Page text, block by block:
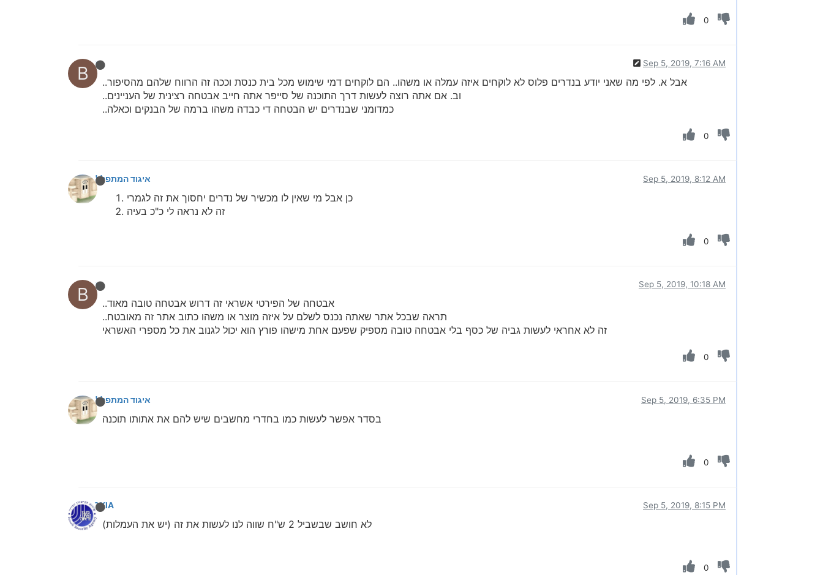
0
Bbbn Sep 5, 2019, 7:16 AM
אבל א. לפי מה שאני יודע בנדרים פלוס לא לוקחים איזה עמלה או משהו.. הם לוקחים דמי שימוש מכל בית כנסת וככה זה הרווח שלהם מהסיפור..
וב. אם אתה רוצה לעשות דרך התוכנה של סייפר אתה חייב אבטחה רצינית של העניינים..
כמדומני שבנדרים יש הבטחה די כבדה משהו ברמה של הבנקים וכאלה..
0
איגוד המתפללים Sep 5, 2019, 8:12 AM
כן אבל מי שאין לו מכשיר של נדרים יחסוך את זה לגמרי
זה לא נראה לי כ"כ בעיה
0
Bbbn Sep 5, 2019, 10:18 AM
אבטחה של הפירטי אשראי זה דרוש אבטחה טובה מאוד..
תראה שבכל אתר שאתה נכנס לשלם על איזה מוצר או משהו כתוב אתר זה מאובטח..
זה לא אחראי לעשות גביה של כסף בלי אבטחה טובה מספיק שפעם אחת מישהו פורץ הוא יכול לגנוב את כל מספרי האשראי
0
איגוד המתפללים Sep 5, 2019, 6:35 PM
בסדר אפשר לעשות כמו בחדרי מחשבים שיש להם את אתותו תוכנה
0
NOKIA Sep 5, 2019, 8:15 PM
לא חושב שבשביל 2 ש"ח שווה לנו לעשות את זה (יש את העמלות)
0